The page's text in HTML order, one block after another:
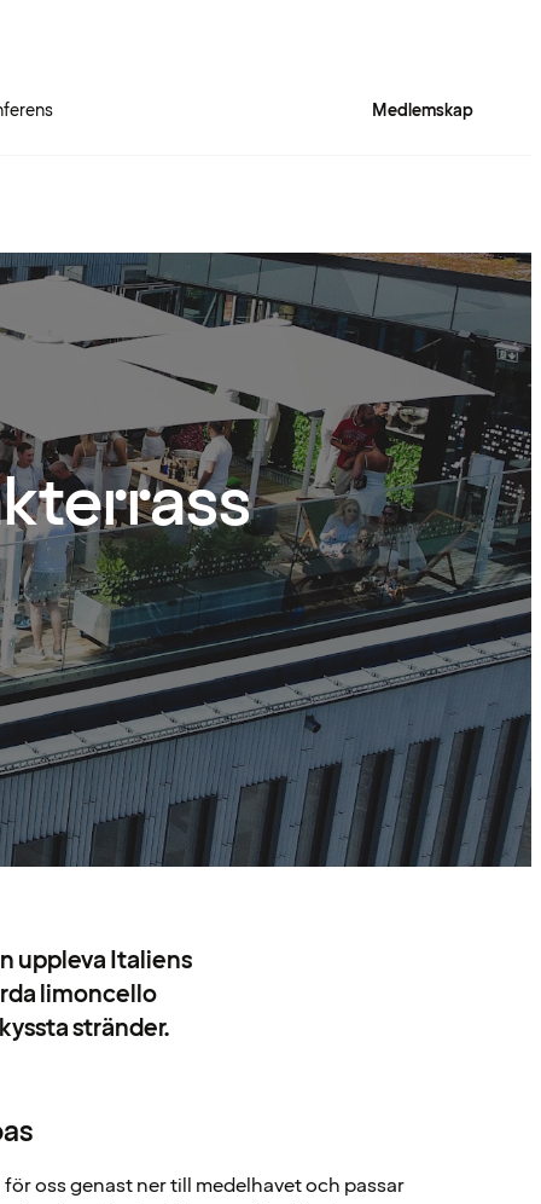
Medlemskap
uppleva Italiens
limoncello
stränder.
oss genast ner till medelhavet och passar